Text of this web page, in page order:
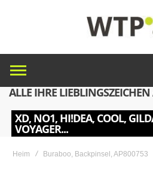
ALLE IHRE
XD, NO1, HI!DEA, COOL,
VOYAGER...
Heim Buraboo, Backpinsel, AP800753